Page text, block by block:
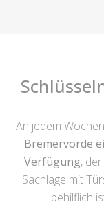
An jedem
Bremervörde
Verfügung,
Sachlage mit
behilflich